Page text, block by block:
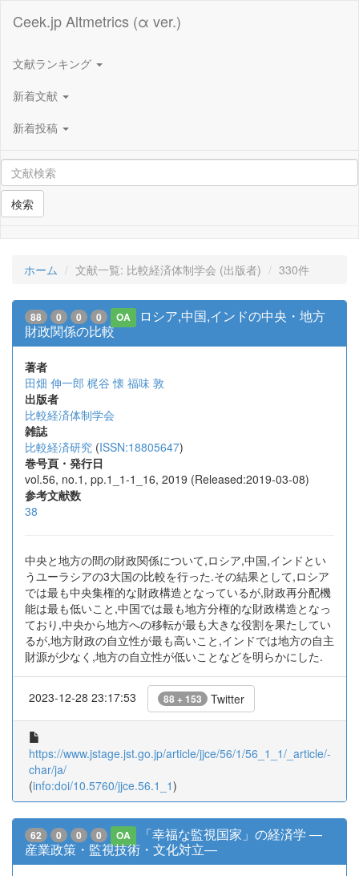
Ceek.jp Altmetrics (α ver.)
文献ランキング
新着文献
新着投稿
検索
ホーム 文献一覧: 比較経済体制学会 (出版者) 330件
88 0 0 0 OA
ロシア,中国,インドの中央・地方
財政関係の比較
著者
田畑 伸一郎 梶谷 懐 福味 敦
出版者
比較経済体制学会
雑誌
比較経済研究 (ISSN:18805647)
巻号頁・発行日
vol.56, no.1, pp.1_1-1_16, 2019 (Released:2019-03-08)
参考文献数
38
中央と地方の間の財政関係について,ロシア,中国,インドとい
うユーラシアの3大国の比較を行った.その結果として,ロシア
では最も中央集権的な財政構造となっているが,財政再分配機
能は最も低いこと,中国では最も地方分権的な財政構造となっ
ており,中央から地方への移転が最も大きな役割を果たしてい
るが,地方財政の自立性が最も高いこと,インドでは地方の自主
財源が少なく,地方の自立性が低いことなどを明らかにした.
2023-12-28 23:17:53 88 + 153 Twitter
https://www.jstage.jst.go.jp/article/jjce/56/1/56_1_1/_article/-
char/ja/
(info:doi/10.5760/jjce.56.1_1)
62 0 0 0 OA
「幸福な監視国家」の経済学 ―
産業政策・監視技術・文化対立―